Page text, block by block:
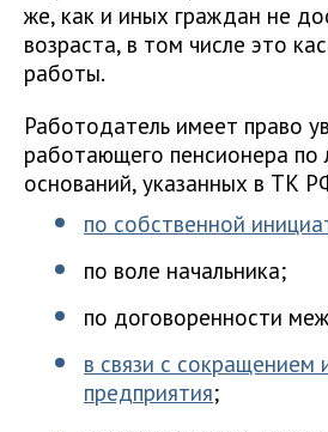
же, как и иных граждан не
возраста, в том числе это
работы.
Работодатель имеет право
работающего пенсионера по
оснований, указанных в ТК
по собственной
по воле начальника;
по договоренности
в связи с сокращением
предприятия;